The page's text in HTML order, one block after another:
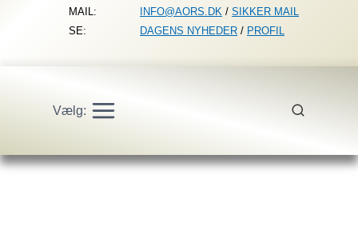
MAIL:
INFO@AORS.DK / SIKKER MAIL
SE:
DAGENS NYHEDER / PROFIL
Vælg: